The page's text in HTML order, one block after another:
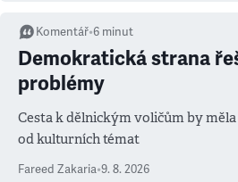
Komentář•6 minut
Demokratická strana
problémy
Cesta k dělnickým voličům by
od kulturních témat
Fareed Zakaria•9. 8. 2026